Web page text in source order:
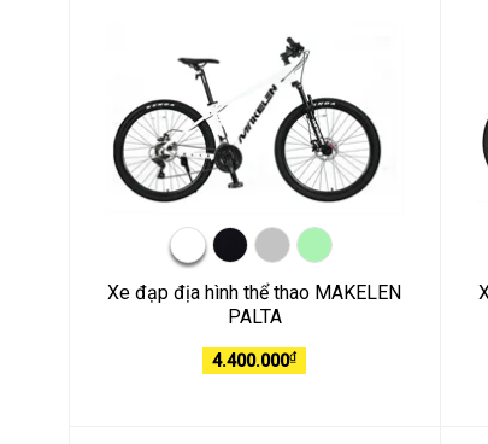
Xe đạp địa hình thể thao MAKELEN
PALTA
4.400.000₫